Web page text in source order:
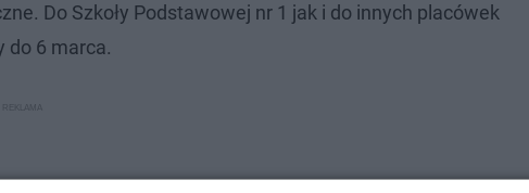
Do Szkoły Podstawowej nr 1 jak i do innych placówek
do 6 marca.